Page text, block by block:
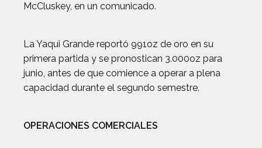
McCluskey, en un comunicado.
La Yaqui Grande reportó 991oz de oro en su
primera partida y se pronostican 3.000oz para
junio, antes de que comience a operar a plena
capacidad durante el segundo semestre.
OPERACIONES COMERCIALES